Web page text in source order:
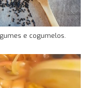
e cogumelos.